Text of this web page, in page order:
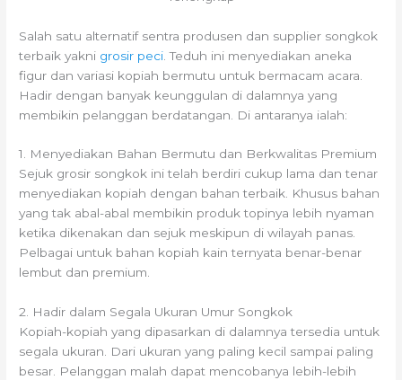
Salah satu alternatif sentra produsen dan supplier songkok
terbaik yakni grosir peci . Teduh ini menyediakan aneka
figur dan variasi kopiah bermutu untuk bermacam acara.
Hadir dengan banyak keunggulan di dalamnya yang
membikin pelanggan berdatangan. Di antaranya ialah:
1. Menyediakan Bahan Bermutu dan Berkwalitas Premium
Sejuk grosir songkok ini telah berdiri cukup lama dan tenar
menyediakan kopiah dengan bahan terbaik. Khusus bahan
yang tak abal-abal membikin produk topinya lebih nyaman
ketika dikenakan dan sejuk meskipun di wilayah panas.
Pelbagai untuk bahan kopiah kain ternyata benar-benar
lembut dan premium.
2. Hadir dalam Segala Ukuran Umur Songkok
Kopiah-kopiah yang dipasarkan di dalamnya tersedia untuk
segala ukuran. Dari ukuran yang paling kecil sampai paling
besar. Pelanggan malah dapat mencobanya lebih-lebih